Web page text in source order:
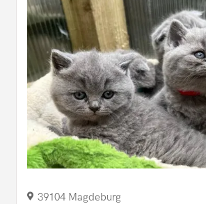
39104 Magdeburg